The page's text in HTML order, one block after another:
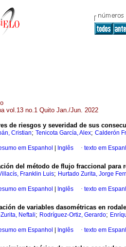
vol.13 no.1 Quito Jan./Jun. 2022
de riesgos y severidad de sus
Cristian; Tenicota García, Alex; Calderón
em Espanhol Inglês · texto em
del método de flujo fraccional para
Franklin Luis; Hurtado Zurita, Jorge
em Espanhol Inglês · texto em
de variables dasométricas en
Neftali; Rodríguez-Ortiz, Gerardo;
em Espanhol Inglês · texto em